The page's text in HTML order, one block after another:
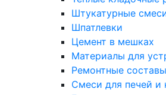
Штукатурные
Шпатлевки
Цемент в мешках
Материалы для
Ремонтные составы
Смеси для печей и